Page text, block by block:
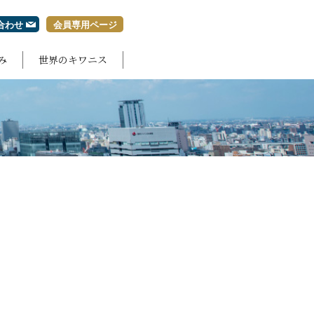
世界のキワニス
わせ 会員専用ページ